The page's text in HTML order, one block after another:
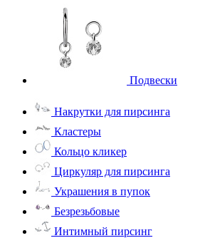
Подвески
Накрутки для пирсинга
Кластеры
Кольцо кликер
Циркуляр для пирсинга
Украшения в пупок
Безрезьбовые
Интимный пирсинг